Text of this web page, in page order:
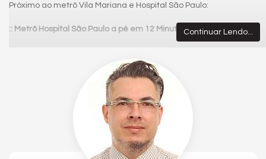
Próximo ao metrô Vila Mariana e Hospital São Paulo:
:: Metrô Hospital São Paulo a pé em 12 Minutos ::
: Academia Planet Sport, Parque do Ibirapuera,
Braz Quintal Pizzaria, Taverna Medieval Hamburgueria,
Faculdade Belas Artes, Mercado Natural da Terra, Amor aos
Pedaços, Drogaria São Paulo, Kopenhagen, Hospital Veterinário
WeVets Centro Veterinários 24hs, Academia Ultra, Pizzaria
: Shopping Santa Cruz, Shopping Paulista,
Metrô Paraíso, Centro Paulista de Medicina fetal, Hospital do
Continuar Lendo...